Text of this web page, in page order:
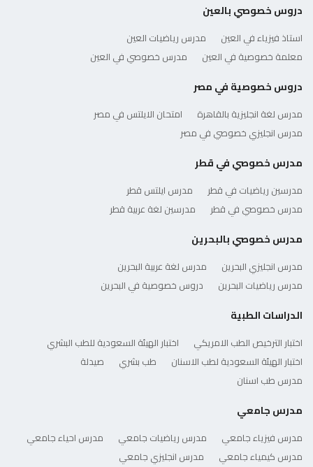
دروس خصوصي بالعين
استاذ فيزياء في العين
مدرس رياضيات العين
معلمة خصوصية في العين
مدرس خصوصي في العين
دروس خصوصية في مصر
مدرس لغة انجليزية بالقاهرة
امتحان الايلتس في مصر
مدرس انجليزي خصوصي في مصر
مدرس خصوصي في قطر
مدرسين رياضيات في قطر
مدرس ايلتس قطر
مدرس خصوصي في قطر
مدرسين لغة عربية قطر
مدرس خصوصي بالبحرين
مدرس انجليزي البحرين
مدرس لغة عربية البحرين
مدرس رياضيات البحرين
دروس خصوصية في البحرين
الدراسات الطبية
اختبار الترخيص الطب الامريكي
اختبار الهيئة السعودية للطب البشري
اختبار الهيئة السعودية لطب الاسنان
طب بشري
صيدلة
مدرس طب اسنان
مدرس جامعي
مدرس فيزياء جامعي مدرس رياضيات جامعي
مدرس احياء جامعي
مدرس كيمياء جامعي
مدرس انجليزي جامعي